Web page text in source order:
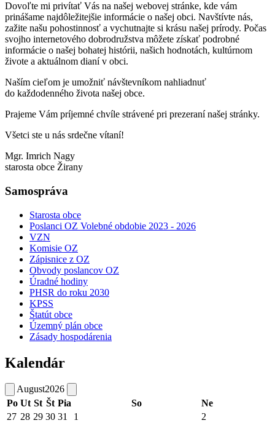
Dovoľte mi privítať Vás na našej webovej stránke, kde vám
prinášame najdôležitejšie informácie o našej obci. Navštívte nás,
zažite našu pohostinnosť a vychutnajte si krásu našej prírody. Počas
svojho internetového dobrodružstva môžete získať podrobné
informácie o našej bohatej histórii, našich hodnotách, kultúrnom
živote a aktuálnom dianí v obci.
Naším cieľom je umožniť návštevníkom nahliadnuť
do každodenného života našej obce.
Prajeme Vám príjemné chvíle strávené pri prezeraní našej stránky.
Všetci ste u nás srdečne vítaní!
Mgr. Imrich Nagy
starosta obce Žirany
Samospráva
Starosta obce
Poslanci OZ Volebné obdobie 2023 - 2026
VZN
Komisie OZ
Zápisnice z OZ
Obvody poslancov OZ
Úradné hodiny
PHSR do roku 2030
KPSS
Štatút obce
Územný plán obce
Zásady hospodárenia
Kalendár
August2026
Po Ut St Št Pia So
Ne
27 28 29 30 31 1 2